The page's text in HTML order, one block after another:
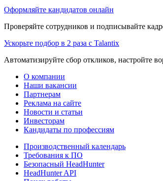
Оформляйте кандидатов онлайн
Проверяйте сотрудников и подписывайте
Ускорьте подбор в 2 раза с Talantix
Автоматизируйте сбор откликов, настройте
О компании
Наши вакансии
Партнерам
Реклама на сайте
Новости и статьи
Инвесторам
Кандидаты по профессиям
Производственный календарь
Требования к ПО
Безопасный HeadHunter
HeadHunter API